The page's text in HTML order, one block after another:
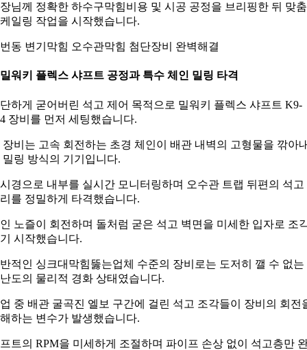
님께 정확한 하수구막힘비용 및 시공 공정을 브리핑한 뒤 맞
일링 작업을 시작했습니다.
동 변기막힘 오수관막힘 첨단장비 완벽해결
워키 플렉스 샤프트 공정과 특수 체인 밀링 타격
하게 굳어버린 석고 제어 목적으로 밀워키 플렉스 샤프트 K9-
장비를 먼저 세팅했습니다.
장비는 고속 회전하는 초경 체인이 배관 내벽의 고형물을 깎아
밀링 방식의 기기입니다.
경으로 내부를 실시간 모니터링하며 오수관 트랩 뒤편의 석고
를 정밀하게 타격했습니다.
노즐이 회전하며 돌처럼 굳은 석고 벽면을 미세한 입자로 조
시작했습니다.
적인 싱크대막힘뚫는업체 수준의 장비로는 도저히 깰 수 없는
도의 물리적 경화 상태였습니다.
중 배관 굴곡진 엘보 구간에 걸린 석고 조각들이 장비의 회전
하는 변수가 발생했습니다.
트의 RPM을 미세하게 조절하며 파이프 손상 없이 석고층만